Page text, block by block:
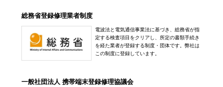
総務省登録修理業者制度
電波法と電気通信事業法に基づき、総務省が指
定する検査項目をクリアし、所定の書類手続き
を経た業者が登録する制度・団体です。弊社は
この制度に登録しています。
一般社団法人 携帯端末登録修理協議会